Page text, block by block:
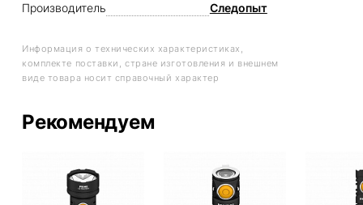
Производитель
Следопыт
Информация о технических характеристиках,
комплекте поставки, стране изготовления и внешнем
виде товара носит справочный характер
Рекомендуем